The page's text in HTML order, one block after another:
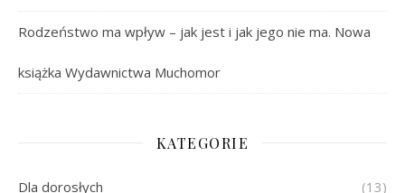
Rodzeństwo ma wpływ – jak jest i jak jego nie ma. Nowa
książka Wydawnictwa Muchomor
KATEGORIE
Dla dorosłych (13)